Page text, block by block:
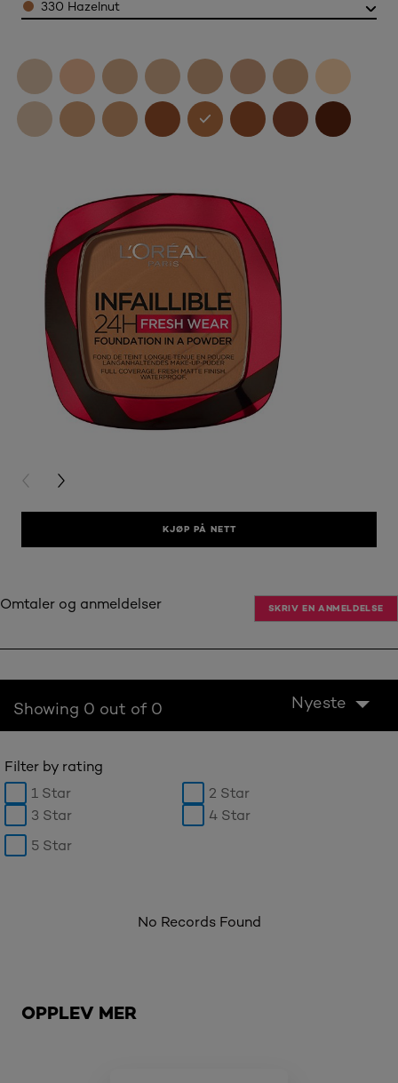
330 Hazelnut
PREVIOUS CARD
NEXT CARD
KJØP PÅ NETT
Omtaler og anmeldelser SKRIV EN ANMELDELSE
Showing 0 out of 0 Nyeste
Filter by rating
1 Star
2 Star
3 Star
4 Star
5 Star
No Records Found
OPPLEV MER